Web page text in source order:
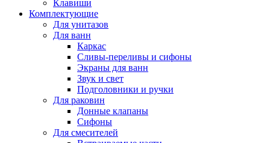
Клавиши
Комплектующие
Для унитазов
Для ванн
Каркас
Сливы-переливы и сифоны
Экраны для ванн
Звук и свет
Подголовники и ручки
Для раковин
Донные клапаны
Сифоны
Для смесителей